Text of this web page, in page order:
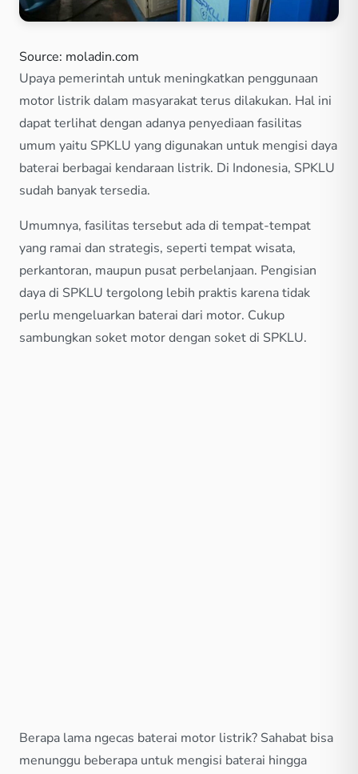
Source: moladin.com
Upaya pemerintah untuk meningkatkan penggunaan
motor listrik dalam masyarakat terus dilakukan. Hal ini
dapat terlihat dengan adanya penyediaan fasilitas
umum yaitu SPKLU yang digunakan untuk mengisi daya
baterai berbagai kendaraan listrik. Di Indonesia, SPKLU
sudah banyak tersedia.
Umumnya, fasilitas tersebut ada di tempat-tempat
yang ramai dan strategis, seperti tempat wisata,
perkantoran, maupun pusat perbelanjaan. Pengisian
daya di SPKLU tergolong lebih praktis karena tidak
perlu mengeluarkan baterai dari motor. Cukup
sambungkan soket motor dengan soket di SPKLU.
Berapa lama ngecas baterai motor listrik? Sahabat bisa
menunggu beberapa untuk mengisi baterai hingga